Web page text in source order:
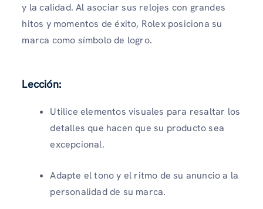
y la calidad. Al asociar sus relojes con grandes
hitos y momentos de éxito, Rolex posiciona su
marca como símbolo de logro.
Lección:
Utilice elementos visuales para resaltar los
detalles que hacen que su producto sea
excepcional.
Adapte el tono y el ritmo de su anuncio a la
personalidad de su marca.